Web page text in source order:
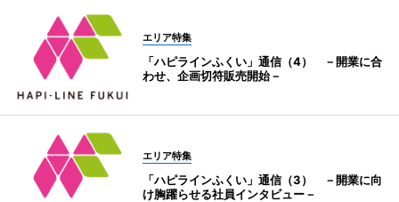
エリア特集
「ハピラインふくい」通信（4） －開業に合
わせ、企画切符販売開始－
エリア特集
「ハピラインふくい」通信（3） －開業に向
け胸躍らせる社員インタビュー－